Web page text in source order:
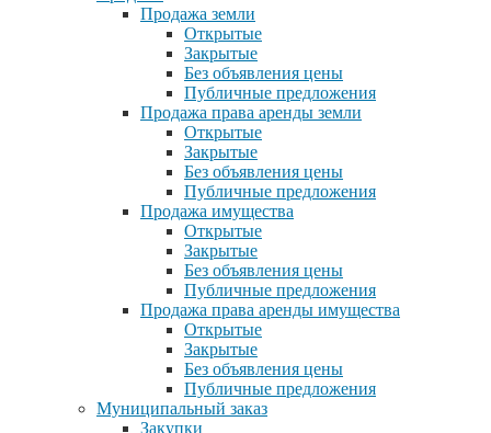
Продажа земли
Открытые
Закрытые
Без объявления цены
Публичные предложения
Продажа права аренды земли
Открытые
Закрытые
Без объявления цены
Публичные предложения
Продажа имущества
Открытые
Закрытые
Без объявления цены
Публичные предложения
Продажа права аренды имущества
Открытые
Закрытые
Без объявления цены
Публичные предложения
Муниципальный заказ
Закупки